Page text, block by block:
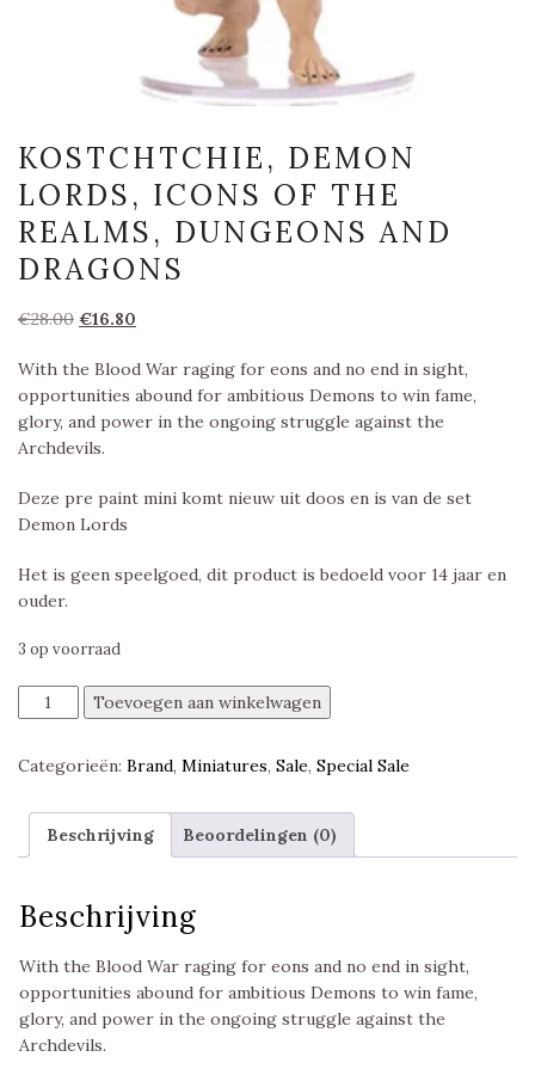
KOSTCHTCHIE, DEMON
LORDS, ICONS OF THE
REALMS, DUNGEONS AND
DRAGONS
€28.00 Oorspronkelijke
was:
€28.00.
€16.80
is:
€16.80.
With the Blood War raging for eons and no end in sight,
opportunities abound for ambitious Demons to win fame,
glory, and power in the ongoing struggle against the
Archdevils.
Deze pre paint mini komt nieuw uit doos en is van de set
Demon Lords
Het is geen speelgoed, dit product is bedoeld voor 14 jaar en
ouder.
3 op voorraad
Kostchtchie,
Demon
Icons
Realms,
and
Dragons
aantal
Toevoegen aan winkelwagen
Categorieën: Brand, Miniatures, Sale, Special Sale
Beschrijving Beoordelingen (0)
Beschrijving
With the Blood War raging for eons and no end in sight,
opportunities abound for ambitious Demons to win fame,
glory, and power in the ongoing struggle against the
Archdevils.